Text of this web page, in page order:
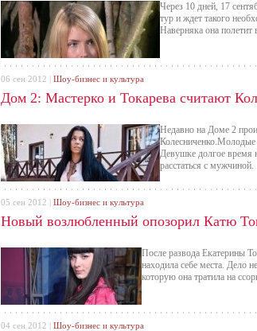
Через 10 дней, 17
тур и ждет такого
Наверняка она
Дом 2: Мастерко и Токарева считают
Недавно на Доме 2
Колесниченко.Молодые
Девушке долгое время
расстаться с мужчиной.
06 сен 2012 | Шоу-бизнес и культура
Новый возлюбленный опозорил Катю
После развода Екатерины
находила себе места. Дело
которую она тратила на
05 сен 2012 | Шоу-бизнес и культура
04 сен 2012 | Шоу-бизнес и культура